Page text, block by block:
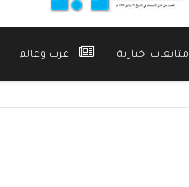
متابعات اخبارية عرب وعالم